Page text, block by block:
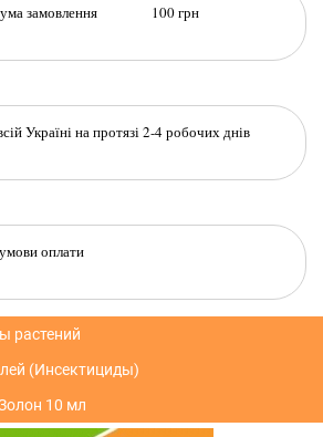
сума замовлення 100 грн
Україні на протязі 2-4 робочих днів
оплати
растений
(Инсектициды)
10 мл